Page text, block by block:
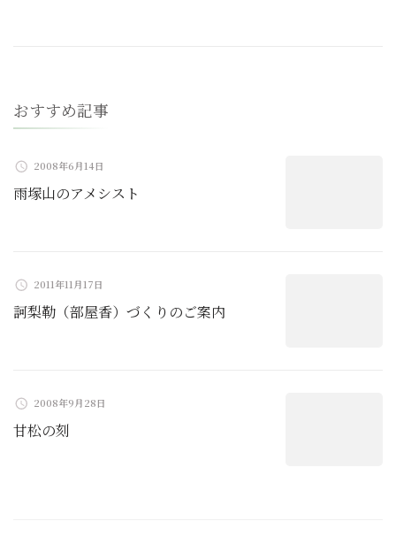
シ
ョ
ン
おすすめ記事
2008年6月14日
雨塚山のアメシスト
2011年11月17日
訶梨勒（部屋香）づくりのご案内
2008年9月28日
甘松の刻